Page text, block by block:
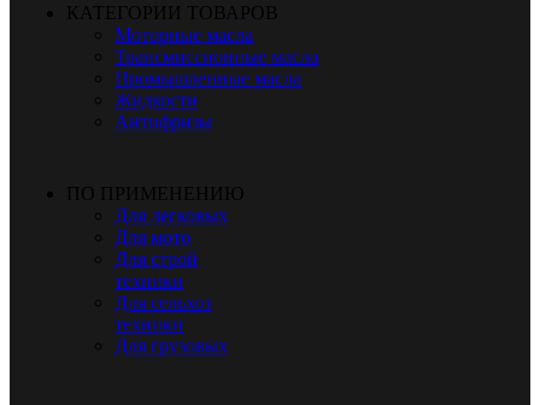
КАТЕГОРИИ ТОВАРОВ
Моторные масла
Трансмиссионные масла
Промышленные масла
Жидкости
Антифризы
ПО ПРИМЕНЕНИЮ
Для легковых
Для мото
Для строй
техники
Для сельхоз
техники
Для грузовых